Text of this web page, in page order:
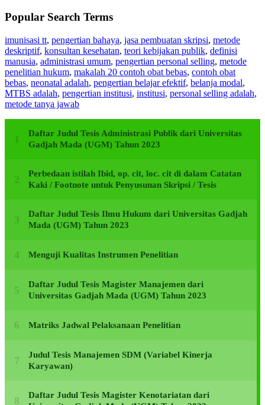
Popular Search Terms
imunisasi tt, pengertian bahaya, jasa pembuatan skripsi, metode
deskriptif, konsultan kesehatan, teori kebijakan publik, definisi
manusia, administrasi umum, pengertian personal selling, metode
penelitian hukum, makalah 20 contoh obat bebas, contoh obat
bebas, neonatal adalah, pengertian belajar efektif, belanja modal,
MTBS adalah, pengertian institusi, institusi, personal selling adalah,
metode tanya jawab
Daftar Judul Tesis Administrasi Publik dari Universitas
Gadjah Mada (UGM) Tahun 2023
Perbedaan istilah Ibid, op. cit, loc. cit di dalam Catatan
Kaki / Footnote untuk Penyusunan Skripsi / Tesis
Daftar Judul Tesis Ilmu Hukum dari Universitas Gadjah
Mada (UGM) Tahun 2023
Menguji Kualitas Instrumen Penelitian
Daftar Judul Tesis Magister Manajemen dari
Universitas Gadjah Mada (UGM) Tahun 2023
Matriks Jadwal Pelaksanaan Penelitian
Judul Tesis Manajemen SDM (Variabel Kinerja
Karyawan)
Daftar Judul Tesis Magister Kenotariatan dari